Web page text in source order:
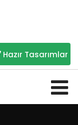
Hazır Tasarımlar